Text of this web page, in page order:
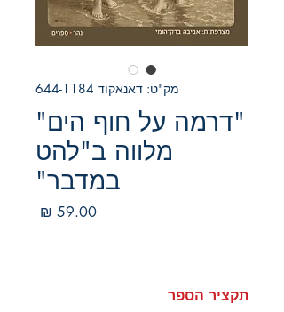
מק"ט: דאנאקוד 644-1184
"דרמה על חוף הים"
מלווה ב"להט
במדבר"
תקציר הספר